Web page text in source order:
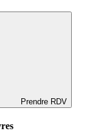
Prendre RDV